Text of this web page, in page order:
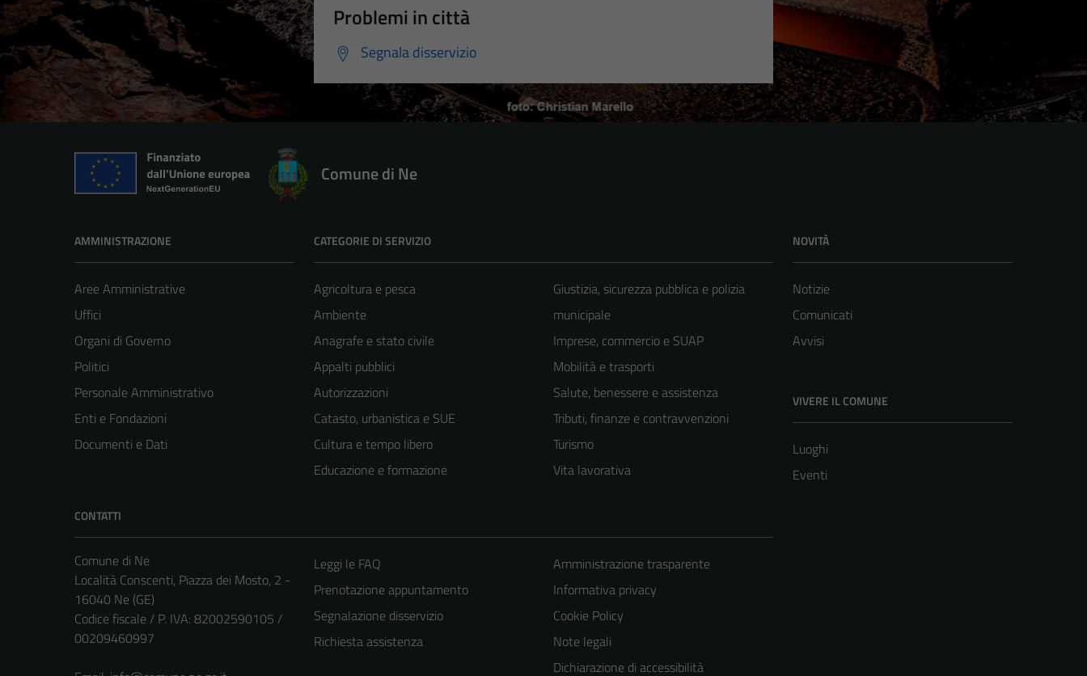
Problemi in città
Segnala disservizio
Comune di Ne
AMMINISTRAZIONE
Aree Amministrative
Uffici
Organi di Governo
Politici
Personale Amministrativo
Enti e Fondazioni
Documenti e Dati
CATEGORIE DI SERVIZIO
Agricoltura e pesca
Ambiente
Anagrafe e stato civile
Appalti pubblici
Autorizzazioni
Catasto, urbanistica e SUE
Cultura e tempo libero
Educazione e formazione
Giustizia, sicurezza pubblica e polizia
municipale
Imprese, commercio e SUAP
Mobilità e trasporti
Salute, benessere e assistenza
Tributi, finanze e contravvenzioni
Turismo
Vita lavorativa
NOVITÀ
Notizie
Comunicati
Avvisi
VIVERE IL COMUNE
Luoghi
Eventi
CONTATTI
Comune di Ne
Località Conscenti, Piazza dei Mosto, 2 -
16040 Ne (GE)
Codice fiscale / P. IVA: 82002590105 /
00209460997
Leggi le FAQ
Prenotazione appuntamento
Segnalazione disservizio
Richiesta assistenza
Amministrazione trasparente
Informativa privacy
Cookie Policy
Note legali
Dichiarazione di accessibilità